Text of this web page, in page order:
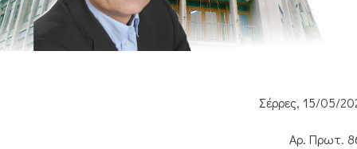
Σέρρες, 15/05/
Αρ. Πρωτ.